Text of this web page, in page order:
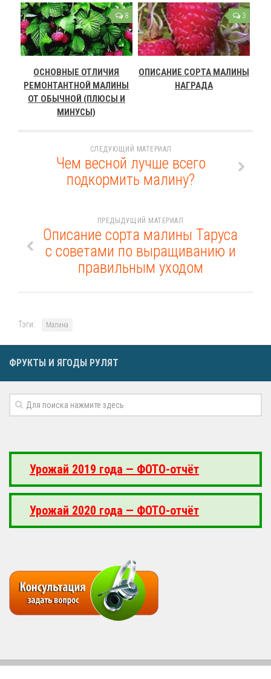
8
ОСНОВНЫЕ ОТЛИЧИЯ
РЕМОНТАНТНОЙ МАЛИНЫ
ОТ ОБЫЧНОЙ (ПЛЮСЫ И
МИНУСЫ)
3
ОПИСАНИЕ СОРТА МАЛИНЫ
НАГРАДА
СЛЕДУЮЩИЙ МАТЕРИАЛ
Чем весной лучше всего
подкормить малину?
ПРЕДЫДУЩИЙ МАТЕРИАЛ
Описание сорта малины Таруса
с советами по выращиванию и
правильным уходом
Тэги: Малина
ФРУКТЫ И ЯГОДЫ РУЛЯТ
Урожай 2019 года — ФОТО-отчёт
Урожай 2020 года — ФОТО-отчёт